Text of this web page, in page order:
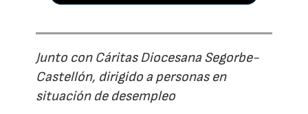
Junto con Cáritas Diocesana Segorbe-
Castellón, dirigido a personas en
situación de desempleo